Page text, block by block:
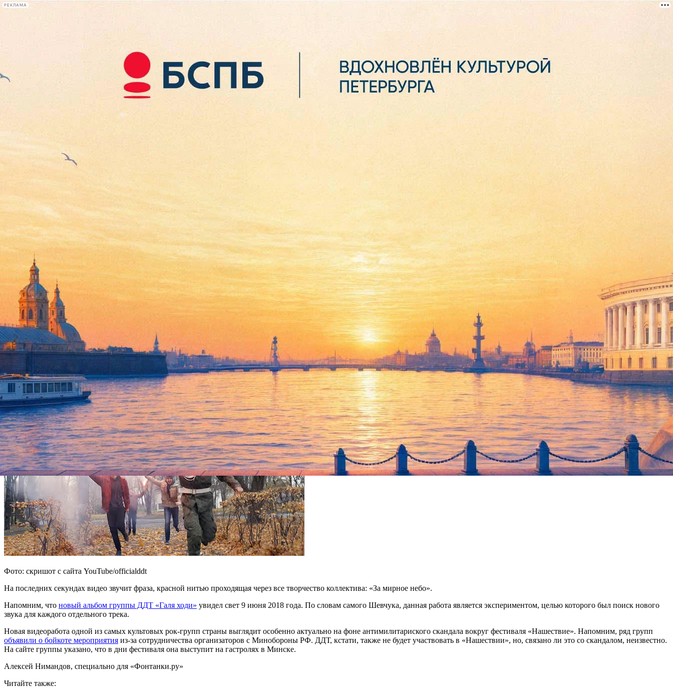
РЕКЛАМА
лекции
книги
Русалка и драка с полицейскими — группа ДДТ выложила новый клип
01 августа 2018,
Видео на песню «Уездный город» с нового альбома ДДТ «Галя ходи» появилось в сети утром 1 августа и уже собрало тысячи просмотров. Автором сценария и режиссером выступил Андрей
Сафронов, оператором – лауреат премии «Ника» Алексей Арсентьев, а художником — Эдуард Гизатуллин (участвовал в проектах «Духless-2», «Спящие».
В клипе рассказывается история друзей, встречающих своего товарища из армии. Дембельнувшийся десантник настолько рад «гражданке», что тихие посиделки в парке заканчиваются
стрельбой из пистолетов, поджиганием фаеров и, конечно же, купанием в фонтане, где герою является русалка с лицом любимой девушки. После эффектной драки с полицейскими вся
компания отправляется в обезьянник, где за решеткой сидит сам Юрий Шевчук. К чему все это приведет — смотрите сами.
Фото: скришот с сайта YouTube/officialddt
На последних секундах видео звучит фраза, красной нитью проходящая через все творчество коллектива: «За мирное небо».
Напомним, что новый альбом группы ДДТ «Галя ходи» увидел свет 9 июня 2018 года. По словам самого Шевчука, данная работа является экспериментом, целью которого был поиск нового
звука для каждого отдельного трека.
Новая видеоработа одной из самых культовых рок-групп страны выглядит особенно актуально на фоне антимилитариского скандала вокруг фестиваля «Нашествие». Напомним, ряд групп
объявили о бойкоте мероприятия из-за сотрудничества организаторов с Минобороны РФ. ДДТ, кстати, также не будет участвовать в «Нашествии», но, связано ли это со скандалом, неизвестно.
На сайте группы указано, что в дни фестиваля она выступит на гастролях в Минске.
Алексей Нимандов, специально для «Фонтанки.ру»
Читайте также: